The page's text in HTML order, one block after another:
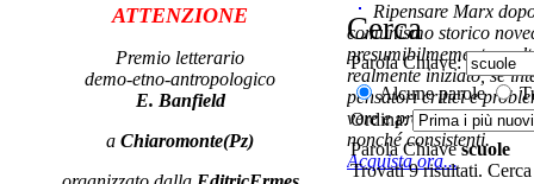
ATTENZIONE
Premio letterario
demo-etno-antropologico
E. Banfield
a Chiaromonte(Pz)
Ripensare Marx
comunismo storico
presumibilmemente
realmente iniziato, se
pensatori critici e
vere e proprie correnti
nonché consistenti.
Acquista ora...
Cerca
Parola Chiave:
Alcune parole
Ordina:
Parola Chiavescuole
Trovati 9 risultati.